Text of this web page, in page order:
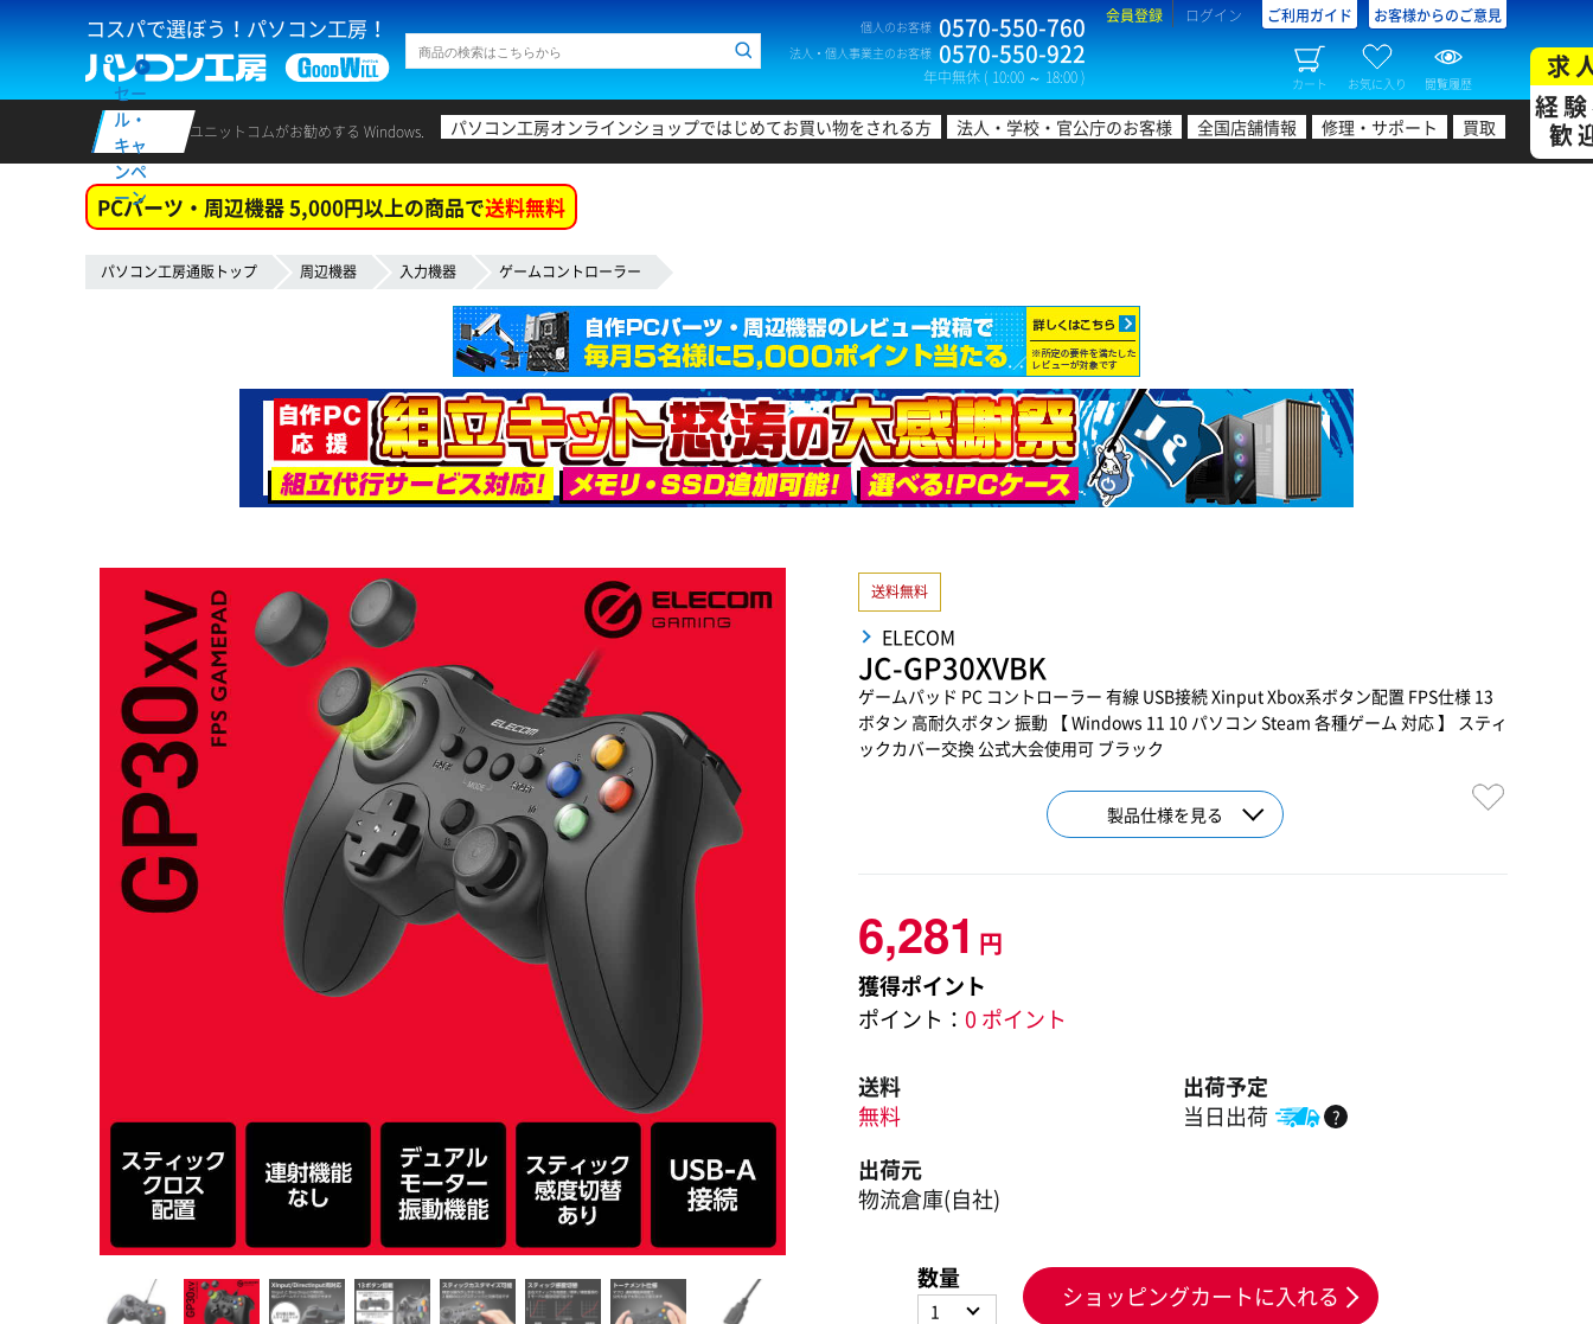
コスパで選ぼう！パソコン工房！ 個人のお客様 0570-550-760
法人・個人事業主のお客様 0570-550-922
年中無休 ( 10:00 ～ 18:00 )
会員登録 ログイン ご利用ガイド お客様からのご意見
カート お気に入り 閲覧履歴
セー
ル・
キャ
ンペ
ーン
ユニットコムがお勧めする Windows. パソコン工房オンラインショップではじめてお買い物をされる方 法人・学校・官公庁のお客様 全国店舗情報 修理・サポート 買取
求
経
歓
PCパーツ・周辺機器 5,000円以上の商品で送料無料
パソコン工房通販トップ 周辺機器 入力機器 ゲームコントローラー
送料無料
ELECOM
JC-GP30XVBK
ゲームパッド PC コントローラー 有線 USB接続 Xinput Xbox系ボタン配置 FPS仕様 13
ボタン 高耐久ボタン 振動 【 Windows 11 10 パソコン Steam 各種ゲーム 対応 】 スティ
ックカバー交換 公式大会使用可 ブラック
製品仕様を見る
6,281 円
獲得ポイント
ポイント： 0 ポイント
送料
無料
出荷予定
当日出荷
?
出荷元
物流倉庫(自社)
数量
1 ショッピングカートに入れる